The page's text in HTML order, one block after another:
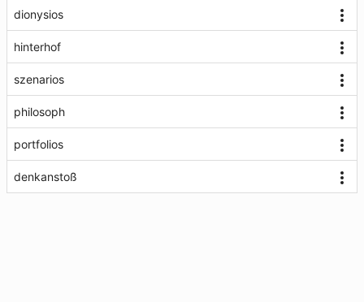
dionysios
hinterhof
szenarios
philosoph
portfolios
denkanstoß